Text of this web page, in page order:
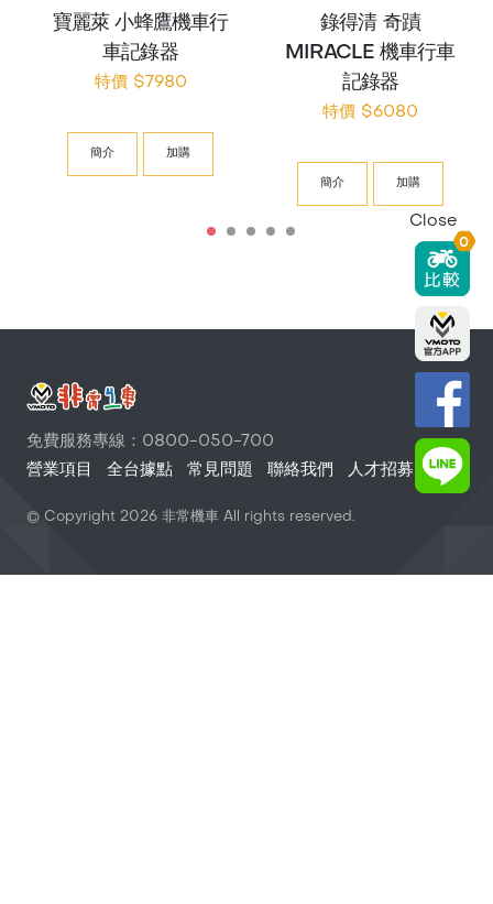
寶麗萊 小蜂鷹機車行
車記錄器
特價 $7980
簡介 加購
錄得清 奇蹟
MIRACLE 機車行車
記錄器
特價 $6080
簡介 加購
免費服務專線：0800-050-700
營業項目
全台據點 常見問題 聯絡我們 人才招募
© Copyright 2026 非常機車 All rights reserved.
Close
0